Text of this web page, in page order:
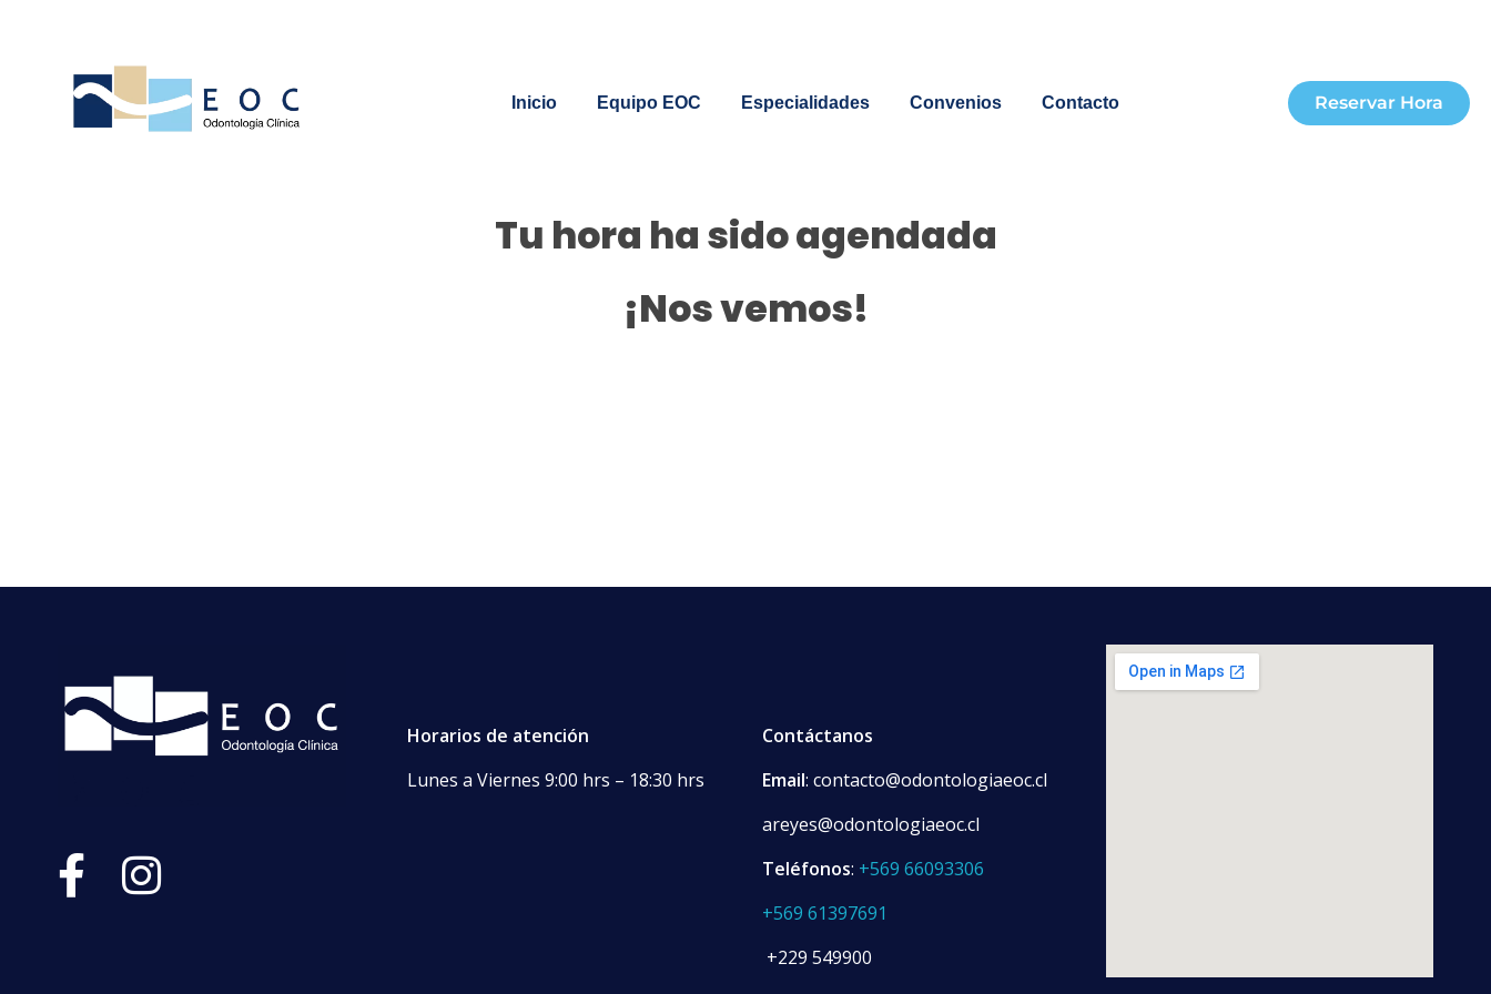
Inicio Equipo EOC Especialidades Convenios Contacto Reservar Hora
Tu hora ha sido agendada
¡Nos vemos!
Horarios de atención
Lunes a Viernes 9:00 hrs – 18:30 hrs
Contáctanos
Email: contacto@odontologiaeoc.cl
areyes@odontologiaeoc.cl
Teléfonos: +569 66093306
+569 61397691
+229 549900